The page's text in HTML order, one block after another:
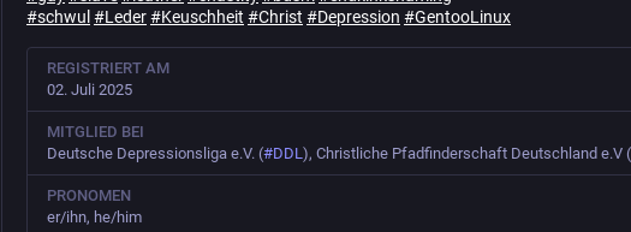
#schwul #Leder#Keuschheit #Christ #Depression #GentooLinux
REGISTRIERT AM
02. Juli 2025
MITGLIED BEI
Deutsche Depressionsliga e.V. (#DDL), Christliche Pfadfinderschaft Deutschland e.V (
PRONOMEN
er/ihn, he/him